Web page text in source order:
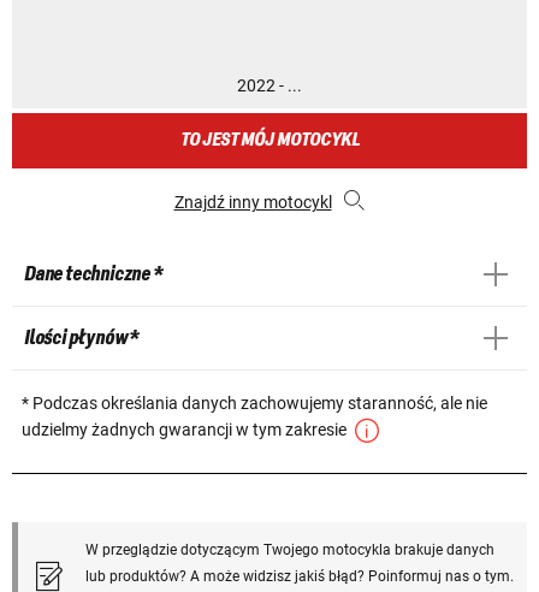
2022 - ...
TO JEST MÓJ MOTOCYKL
Znajdź inny motocykl
Dane techniczne *
Ilości płynów *
* Podczas określania danych zachowujemy staranność, ale nie
udzielmy żadnych gwarancji w tym zakresie
W przeglądzie dotyczącym Twojego motocykla brakuje danych
lub produktów? A może widzisz jakiś błąd? Poinformuj nas o tym.